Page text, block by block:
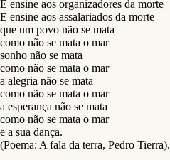
E ensine aos organizadores da morte
E ensine aos assalariados da morte
que um povo não se mata
como não se mata o mar
sonho não se mata
como não se mata o mar
a alegria não se mata
como não se mata o mar
a esperança não se mata
como não se mata o mar
e a sua dança.
(Poema: A fala da terra, Pedro Tierra).